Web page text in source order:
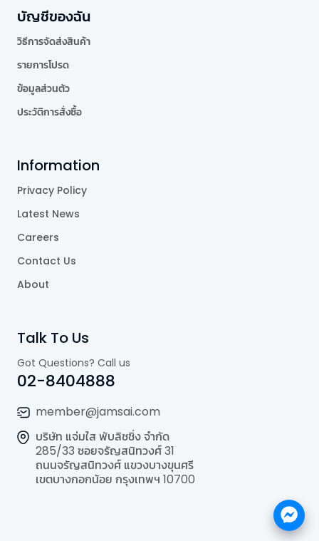
บัญชีของฉัน
วิธีการจัดส่งสินค้า
รายการโปรด
ข้อมูลส่วนตัว
ประวัติการสั่งซื้อ
Information
Privacy Policy
Latest News
Careers
Contact Us
About
Talk To Us
Got Questions? Call us
02-8404888
member@jamsai.com
บริษัท แจ่มใส พับลิชชิ่ง จำกัด
285/33 ซอยจรัญสนิทวงศ์ 31
ถนนจรัญสนิทวงศ์ แขวงบางขุนศรี
เขตบางกอกน้อย กรุงเทพฯ 10700